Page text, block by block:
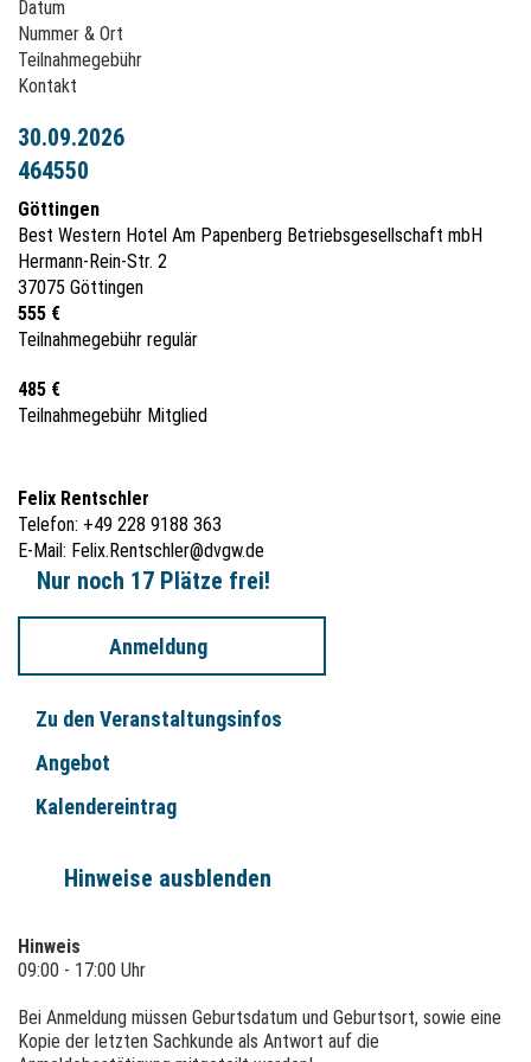
Instandhaltungsarbeiten an Asbestzementprodukten nach Nr. 2.7
Anlage 4 A der TRGS 519" #62209
Hinweis
Sachkundenachweise nach alter TRGS 519 Anlage 5
(Kurzlehrgang) können
Datum
Nummer & Ort
Teilnahmegebühr
Kontakt
30.09.2026
464550
Göttingen
Best Western Hotel Am Papenberg Betriebsgesellschaft mbH
Hermann-Rein-Str. 2
37075 Göttingen
555 €
Teilnahmegebühr regulär
485 €
Teilnahmegebühr Mitglied
Felix Rentschler
Telefon: +49 228 9188 363
E-Mail: Felix.Rentschler@dvgw.de
Nur noch 17 Plätze frei!
Anmeldung
Zu den Veranstaltungsinfos
Angebot
Kalendereintrag
Hinweise ausblenden
Hinweis
09:00 - 17:00 Uhr
Bei Anmeldung müssen Geburtsdatum und Geburtsort, sowie eine
Kopie der letzten Sachkunde als Antwort auf die